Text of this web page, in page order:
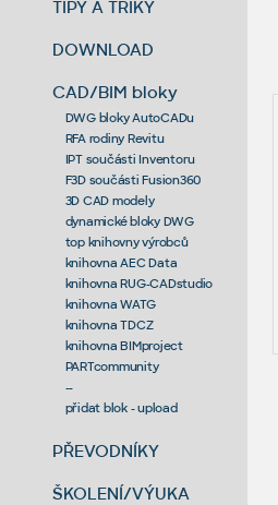
TIPY A TRIKY
DOWNLOAD
CAD/BIM bloky
DWG bloky AutoCADu
RFA rodiny Revitu
IPT součásti Inventoru
F3D součásti Fusion360
3D CAD modely
dynamické bloky DWG
top knihovny výrobců
knihovna AEC Data
knihovna RUG-CADstudio
knihovna WATG
knihovna TDCZ
knihovna BIMproject
PARTcommunity
--
přidat blok - upload
PŘEVODNÍKY
ŠKOLENÍ/VÝUKA